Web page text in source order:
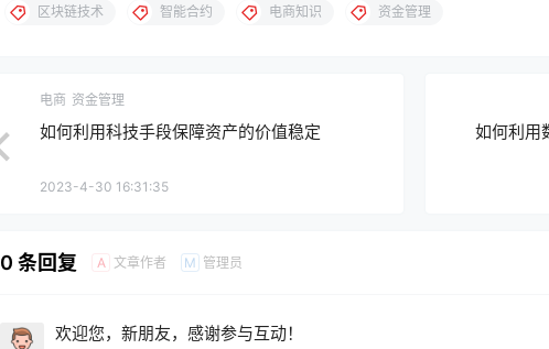
区块链技术 智能合约 电商知识 资金管理
电商 资金管理
如何利用科技手段保障资产的价值稳定
2023-4-30 16:31:35
如何利用
0 条回复 A 文章作者 M 管理员
欢迎您，新朋友，感谢参与互动！